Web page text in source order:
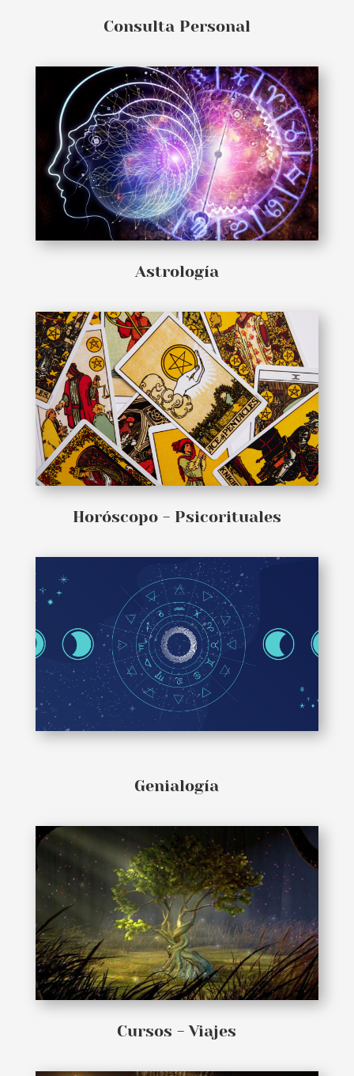
Consulta Personal
Astrología
Horóscopo - Psicorituales
Genialogía
Cursos - Viajes